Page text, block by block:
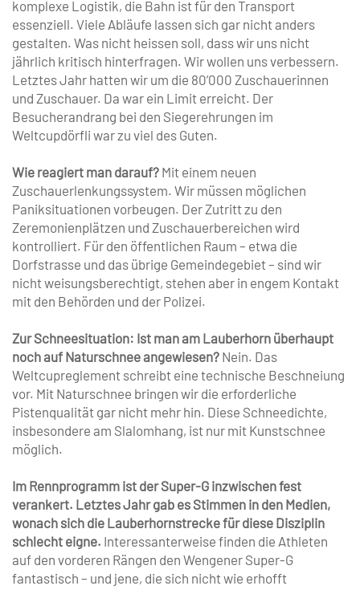
komplexe Logistik, die Bahn ist für den Transport
essenziell. Viele Abläufe lassen sich gar nicht anders
gestalten. Was nicht heissen soll, dass wir uns nicht
jährlich kritisch hinterfragen. Wir wollen uns verbessern.
Letztes Jahr hatten wir um die 80’000 Zuschauerinnen
und Zuschauer. Da war ein Limit erreicht. Der
Besucherandrang bei den Siegerehrungen im
Weltcupdörfli war zu viel des Guten.
Wie reagiert man darauf? Mit einem neuen
Zuschauerlenkungssystem. Wir müssen möglichen
Paniksituationen vorbeugen. Der Zutritt zu den
Zeremonienplätzen und Zuschauerbereichen wird
kontrolliert. Für den öffentlichen Raum – etwa die
Dorfstrasse und das übrige Gemeindegebiet – sind wir
nicht weisungsberechtigt, stehen aber in engem Kontakt
mit den Behörden und der Polizei.
Zur Schneesituation: Ist man am Lauberhorn überhaupt
noch auf Naturschnee angewiesen? Nein. Das
Weltcupreglement schreibt eine technische Beschneiung
vor. Mit Naturschnee bringen wir die erforderliche
Pistenqualität gar nicht mehr hin. Diese Schneedichte,
insbesondere am Slalomhang, ist nur mit Kunstschnee
möglich.
Im Rennprogramm ist der Super-G inzwischen fest
verankert. Letztes Jahr gab es Stimmen in den Medien,
wonach sich die Lauberhornstrecke für diese Disziplin
schlecht eigne. Interessanterweise finden die Athleten
auf den vorderen Rängen den Wengener Super-G
fantastisch – und jene, die sich nicht wie erhofft